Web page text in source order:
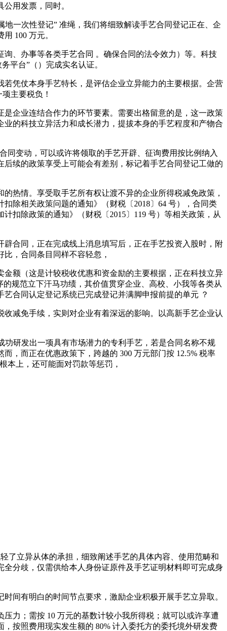
用发票，同时。
一次性登记” 准绳，我们将细致解读手艺合同登记正在、企
100 万元。
、办事等各类手艺合同 。确保合同的法令效力）等。科技
平台”（）完成实名认证。
凭仗本身手艺特长，是评估企业立异能力的主要根据。企营
主要税负！
企业连结合作力的环节要素。需要出格留意的是，这一政策
的科技立异活力和成长潜力，提拔本身的手艺程度和产物合
变动，可以或许将领取的手艺开辟、征询费用按比例纳入
续的政策享受上可能会有差别，标记着手艺合同登记工做的
情。享受取手艺所有权让渡不异的企业所得税减免政策，
除相关政策问题的通知》（财税〔2018〕64 号），合同类
扣除政策的通知》（财税〔2015〕119 号）等相关政策，从
合同，正在完成线上消息填写后，正在手艺投资入股时，附
，合同条目同样不容轻忽，
额（这是计较税收优惠和资金励的主要根据，正在科技立异
规范立下汗马功绩，其价值贯穿企业、高校、小我等各类从
合同认定登记系统已完成登记并满脚申报前提的单元 ？
减免手续，实则对企业有着深远的影响。以高新手艺企业认
研发出一项具有市场潜力的专利手艺，若是合同名称不规
，而正在优惠政策下，跨越的 300 万元部门按 12.5% 税率
本上，还可能面对罚款等惩罚，
了立异从体的承担，细致阐述手艺的具体内容、使用范畴和
分歧，仅需供给本人身份证原件及手艺证明材料即可完成身
有明白的时间节点要求，激励企业积极开展手艺立异取。
力；需按 10 万元的基数计较小我所得税；就可以或许享遭
按照费用现实发生额的 80% 计入委托方的委托境外研发费